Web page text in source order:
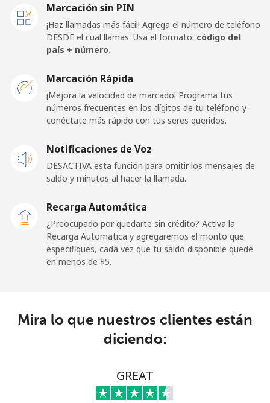
Celular
⁦$10⁩
Línea fija ⁦57.9¢⁩
17 min por
⁦$10⁩
Malaysia
Línea fija ⁦1.5¢⁩
⁦$10⁩
⁦1.5¢⁩
665 min por
-
⁦$10⁩
Marcación sin PIN
¡Haz llamadas más fácil! Agrega el número de teléfono
DESDE el cual llamas. Usa el formato: código del
país + número.
Marcación Rápida
¡Mejora la velocidad de marcado! Programa tus
números frecuentes en los dígitos de tu teléfono y
conéctate más rápido con tus seres queridos.
Notificaciones de Voz
DESACTIVA esta función para omitir los mensajes de
saldo y minutos al hacer la llamada.
Recarga Automática
¿Preocupado por quedarte sin crédito? Activa la
Recarga Automatica y agregaremos el monto que
especifiques, cada vez que tu saldo disponible quede
en menos de ⁦$5⁩.
Mira lo que nuestros clientes están
diciendo:
GREAT